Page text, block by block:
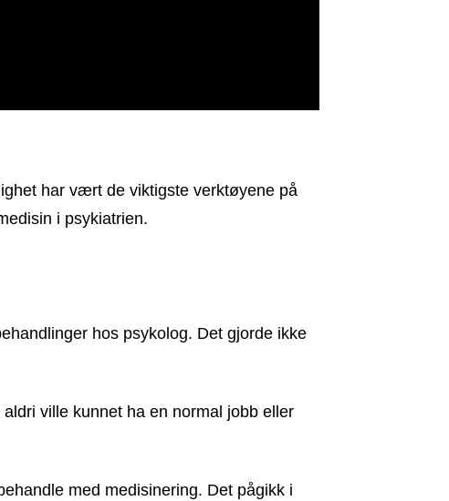
har vært de viktigste verktøyene på
i psykiatrien.
hos psykolog. Det gjorde ikke
ville kunnet ha en normal jobb eller
med medisinering. Det pågikk i